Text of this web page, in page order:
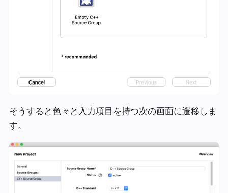
そうすると色々と入力項目を持つ次の画面に遷移しま
す。